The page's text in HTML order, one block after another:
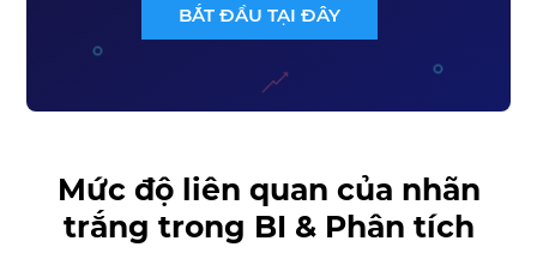
BẮT ĐẦU TẠI ĐÂY
Mức độ liên quan của nhãn
trắng trong BI & Phân tích